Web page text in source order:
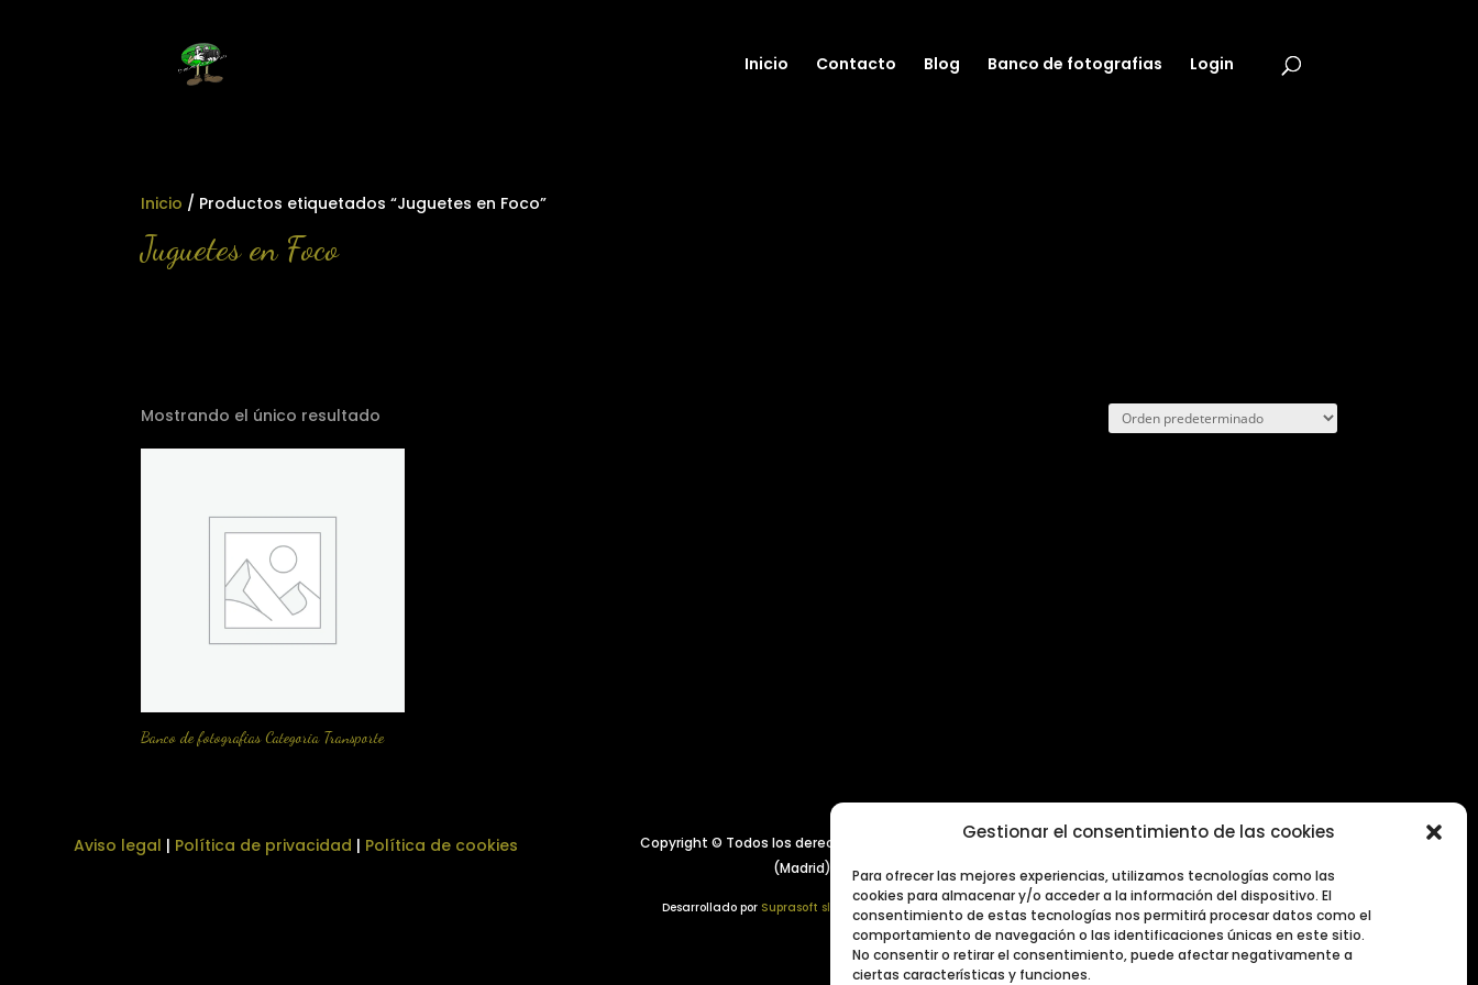
Gestionar el consentimiento de las cookies
Para ofrecer las mejores experiencias, utilizamos tecnologías como las
cookies para almacenar y/o acceder a la información del dispositivo. El
consentimiento de estas tecnologías nos permitirá procesar datos como el
comportamiento de navegación o las identificaciones únicas en este sitio.
No consentir o retirar el consentimiento, puede afectar negativamente a
ciertas características y funciones.
Inicio Contacto Blog Banco de fotografias Login
Inicio / Productos etiquetados “Juguetes en Foco”
Juguetes en Foco
Mostrando el único resultado
Banco de fotografias Categoria Transporte
Aviso legal | Política de privacidad | Política de cookies Copyright © Todos los derechos reservados.
Año 2026
(Madrid), España
Desarrollado por Suprasoft sl